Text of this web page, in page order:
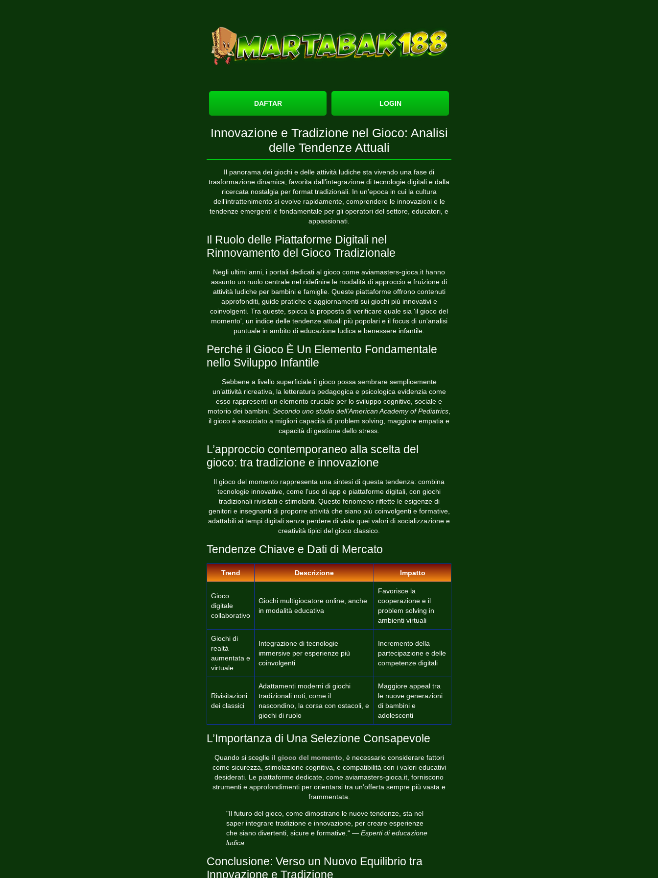
DAFTAR LOGIN
Innovazione e Tradizione nel Gioco: Analisi
delle Tendenze Attuali
Il panorama dei giochi e delle attività ludiche sta vivendo una fase di
trasformazione dinamica, favorita dall’integrazione di tecnologie digitali e dalla
ricercata nostalgia per format tradizionali. In un’epoca in cui la cultura
dell’intrattenimento si evolve rapidamente, comprendere le innovazioni e le
tendenze emergenti è fondamentale per gli operatori del settore, educatori, e
appassionati.
Il Ruolo delle Piattaforme Digitali nel
Rinnovamento del Gioco Tradizionale
Negli ultimi anni, i portali dedicati al gioco come aviamasters-gioca.it hanno
assunto un ruolo centrale nel ridefinire le modalità di approccio e fruizione di
attività ludiche per bambini e famiglie. Queste piattaforme offrono contenuti
approfonditi, guide pratiche e aggiornamenti sui giochi più innovativi e
coinvolgenti. Tra queste, spicca la proposta di verificare quale sia 'il gioco del
momento' , un indice delle tendenze attuali più popolari e il focus di un'analisi
puntuale in ambito di educazione ludica e benessere infantile.
Perché il Gioco È Un Elemento Fondamentale
nello Sviluppo Infantile
Sebbene a livello superficiale il gioco possa sembrare semplicemente
un’attività ricreativa, la letteratura pedagogica e psicologica evidenzia come
esso rappresenti un elemento cruciale per lo sviluppo cognitivo, sociale e
motorio dei bambini. Secondo uno studio dell'American Academy of Pediatrics
il gioco è associato a migliori capacità di problem solving, maggiore empatia e
capacità di gestione dello stress.
L’approccio contemporaneo alla scelta del
gioco: tra tradizione e innovazione
Il gioco del momento rappresenta una sintesi di questa tendenza: combina
tecnologie innovative, come l’uso di app e piattaforme digitali, con giochi
tradizionali rivisitati e stimolanti. Questo fenomeno riflette le esigenze di
genitori e insegnanti di proporre attività che siano più coinvolgenti e formative,
adattabili ai tempi digitali senza perdere di vista quei valori di socializzazione e
creatività tipici del gioco classico.
Tendenze Chiave e Dati di Mercato
Trend Descrizione Impatto
Gioco
digitale
collaborativo
Giochi multigiocatore online, anche
in modalità educativa
Favorisce la
cooperazione e il
problem solving in
ambienti virtuali
Giochi di
realtà
aumentata e
virtuale
Integrazione di tecnologie
immersive per esperienze più
coinvolgenti
Incremento della
partecipazione e delle
competenze digitali
Rivisitazioni
dei classici
Adattamenti moderni di giochi
tradizionali noti, come il
nascondino, la corsa con ostacoli, e
giochi di ruolo
Maggiore appeal tra
le nuove generazioni
di bambini e
adolescenti
L’Importanza di Una Selezione Consapevole
Quando si sceglie il gioco del momento , è necessario considerare fattori
come sicurezza, stimolazione cognitiva, e compatibilità con i valori educativi
desiderati. Le piattaforme dedicate, come aviamasters-gioca.it, forniscono
strumenti e approfondimenti per orientarsi tra un’offerta sempre più vasta e
frammentata.
"Il futuro del gioco, come dimostrano le nuove tendenze, sta nel
saper integrare tradizione e innovazione, per creare esperienze
che siano divertenti, sicure e formative." — Esperti di educazione
ludica
Conclusione: Verso un Nuovo Equilibrio tra
Innovazione e Tradizione